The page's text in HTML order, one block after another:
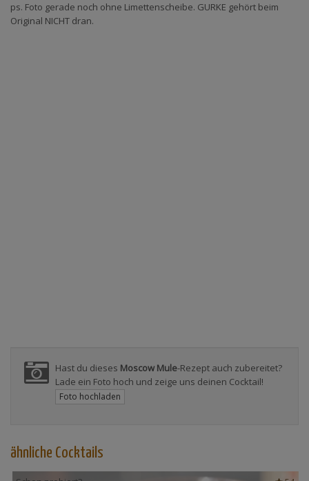
ps. Foto gerade noch ohne Limettenscheibe. GURKE gehört beim
Original NICHT dran.
Hast du dieses Moscow Mule-Rezept auch zubereitet?
Lade ein Foto hoch und zeige uns deinen Cocktail!
Foto hochladen
ähnliche Cocktails